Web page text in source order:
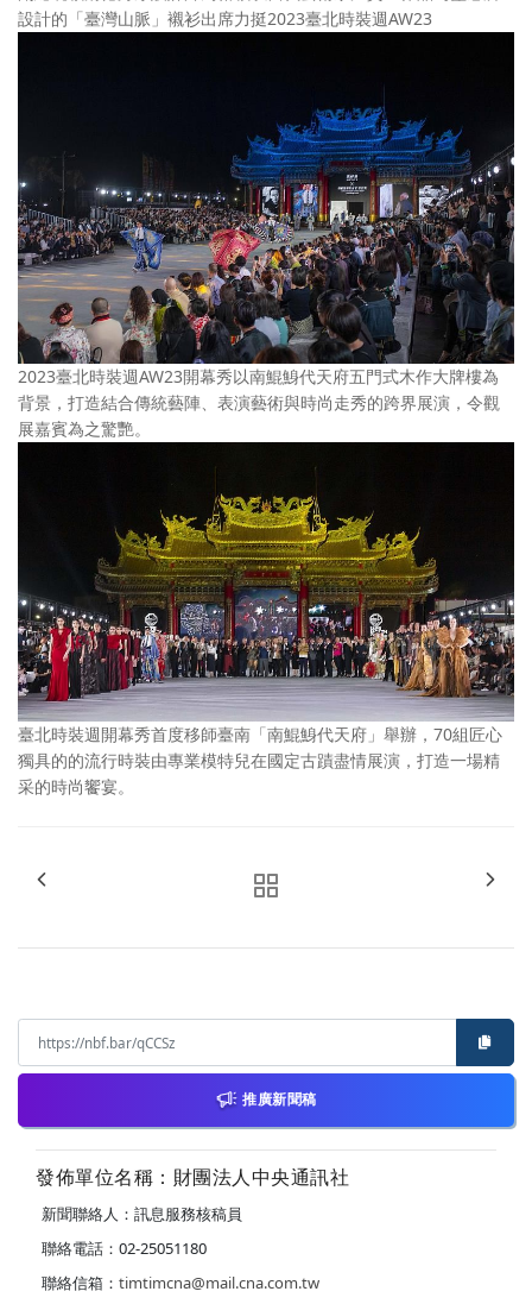
設計的「臺灣山脈」襯衫出席力挺2023臺北時裝週AW23
2023臺北時裝週AW23開幕秀以南鯤鯓代天府五門式木作大牌樓為
背景，打造結合傳統藝陣、表演藝術與時尚走秀的跨界展演，令觀
展嘉賓為之驚艷。
臺北時裝週開幕秀首度移師臺南「南鯤鯓代天府」舉辦，70組匠心
獨具的的流行時裝由專業模特兒在國定古蹟盡情展演，打造一場精
采的時尚饗宴。
推廣新聞稿
發佈單位名稱：財團法人中央通訊社
新聞聯絡人：訊息服務核稿員
聯絡電話：02-25051180
聯絡信箱： timtimcna@mail.cna.com.tw